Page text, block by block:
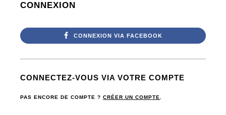
CONNEXION
CONNEXION VIA FACEBOOK
CONNECTEZ-VOUS VIA VOTRE COMPTE
PAS ENCORE DE COMPTE ?CRÉER UN COMPTE